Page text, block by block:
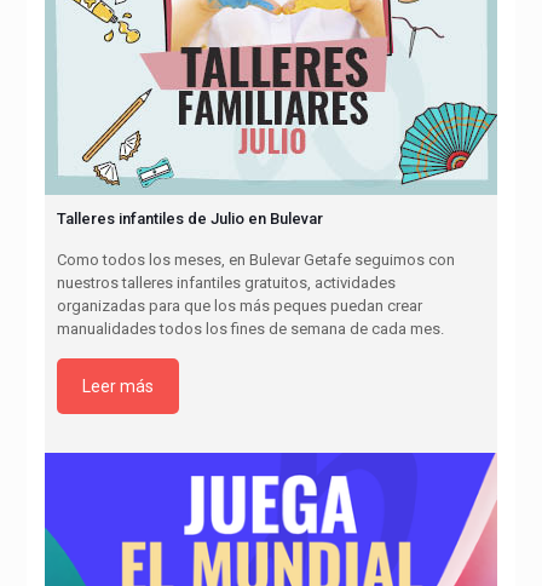
Talleres infantiles de Julio en Bulevar
Como todos los meses, en Bulevar Getafe seguimos con
nuestros talleres infantiles gratuitos, actividades
organizadas para que los más peques puedan crear
manualidades todos los fines de semana de cada mes.
Leer más